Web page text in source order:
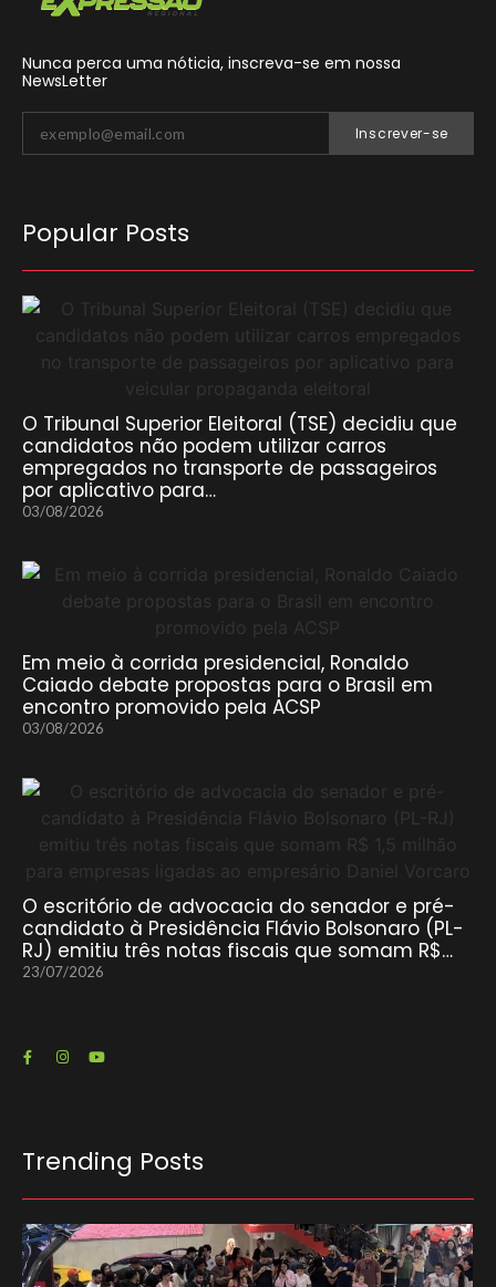
Nunca perca uma nóticia, inscreva-se em nossa
NewsLetter
Inscrever-se
Popular Posts
O Tribunal Superior Eleitoral (TSE) decidiu que
candidatos não podem utilizar carros
empregados no transporte de passageiros
por aplicativo para…
03/08/2026
Em meio à corrida presidencial, Ronaldo
Caiado debate propostas para o Brasil em
encontro promovido pela ACSP
03/08/2026
O escritório de advocacia do senador e pré-
candidato à Presidência Flávio Bolsonaro (PL-
RJ) emitiu três notas fiscais que somam R$…
23/07/2026
Trending Posts